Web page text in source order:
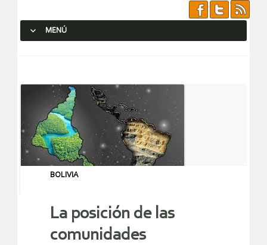
MENÚ
BOLIVIA
La posición de las
comunidades